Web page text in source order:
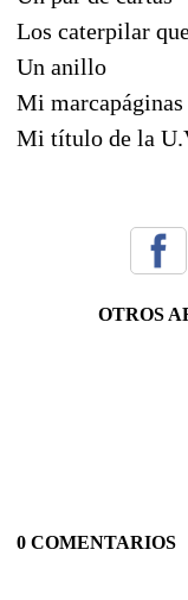
Los caterpilar
Un anillo
Mi
Mi título de la
OTROS
0 COMENTARIOS